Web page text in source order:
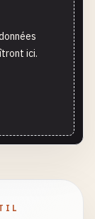
ici.